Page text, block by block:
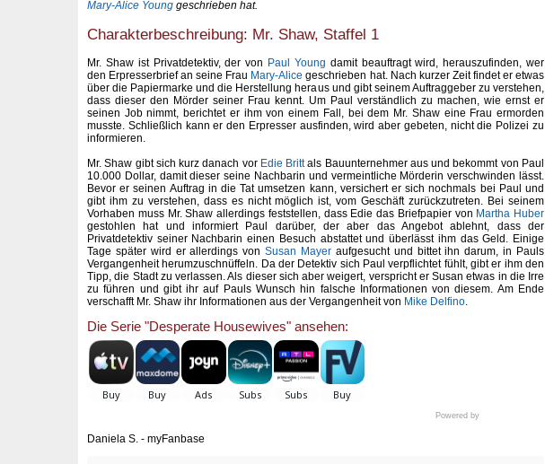
Mary-Alice Young geschrieben hat.
Charakterbeschreibung: Mr. Shaw, Staffel 1
Mr. Shaw ist Privatdetektiv, der von Paul Young damit beauftragt wird, herauszufinden, wer
den Erpresserbrief an seine Frau Mary-Alice geschrieben hat. Nach kurzer Zeit findet er etwas
über die Papiermarke und die Herstellung heraus und gibt seinem Auftraggeber zu verstehen,
dass dieser den Mörder seiner Frau kennt. Um Paul verständlich zu machen, wie ernst er
seinen Job nimmt, berichtet er ihm von einem Fall, bei dem Mr. Shaw eine Frau ermorden
musste. Schließlich kann er den Erpresser ausfinden, wird aber gebeten, nicht die Polizei zu
informieren.
Mr. Shaw gibt sich kurz danach vor Edie Brittals Bauunternehmer aus und bekommt von Paul
10.000 Dollar, damit dieser seine Nachbarin und vermeintliche Mörderin verschwinden lässt.
Bevor er seinen Auftrag in die Tat umsetzen kann, versichert er sich nochmals bei Paul und
gibt ihm zu verstehen, dass es nicht möglich ist, vom Geschäft zurückzutreten. Bei seinem
Vorhaben muss Mr. Shaw allerdings feststellen, dass Edie das Briefpapier von Martha Huber
gestohlen hat und informiert Paul darüber, der aber das Angebot ablehnt, dass der
Privatdetektiv seiner Nachbarin einen Besuch abstattet und überlässt ihm das Geld. Einige
Tage später wird er allerdings vonSusan Mayer aufgesucht und bittet ihn darum, in Pauls
Vergangenheit herumzuschnüffeln. Da der Detektiv sich Paul verpflichtet fühlt, gibt er ihm den
Tipp, die Stadt zu verlassen. Als dieser sich aber weigert, verspricht er Susan etwas in die Irre
zu führen und gibt ihr auf Pauls Wunsch hin falsche Informationen von diesem. Am Ende
verschafft Mr. Shaw ihr Informationen aus der Vergangenheit von Mike Delfino.
Die Serie "Desperate Housewives" ansehen:
Powered by
Daniela S. - myFanbase